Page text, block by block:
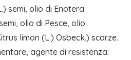
semi, olio di Enotera
olio di Pesce, olio
limon (L.) Osbeck.) scorze.
agente di resistenza: